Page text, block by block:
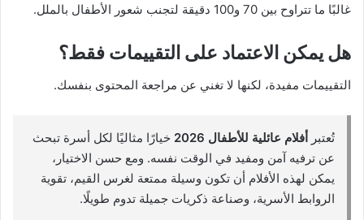
غالبًا ما تتراوح بين 70 و100 دقيقة لتجنب شعور الأطفال بالملل.
هل يمكن الاعتماد على التقييمات فقط؟
التقييمات مفيدة، لكنها لا تغني عن مراجعة المحتوى بنفسك.
تُعتبر أفلام عائلية للأطفال 2026
خيارًا مثاليًا لكل أسرة تبحث
عن ترفيه آمن ومفيد في الوقت نفسه. ومع حسن الاختيار،
يمكن لهذه الأفلام أن تكون وسيلة ممتعة لغرس القيم، تقوية
الروابط الأسرية، وصناعة ذكريات جميلة تدوم طويلًا.